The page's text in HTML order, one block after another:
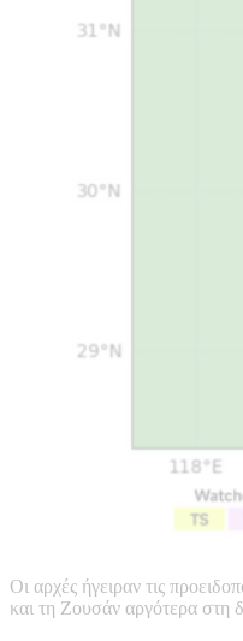
Οι αρχές ήγειραν τις
και τη Ζουσάν αργότερα στη